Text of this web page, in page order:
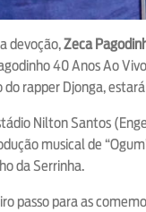
devoção,Zeca
40 Anos Ao
rapper Djonga,
Nilton Santos
musical de
da Serrinha.
passo para as